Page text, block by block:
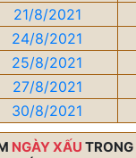
21/8/2021
24/8/2021
25/8/2021
27/8/2021
30/8/2021
NGÀY XẤU TRONG